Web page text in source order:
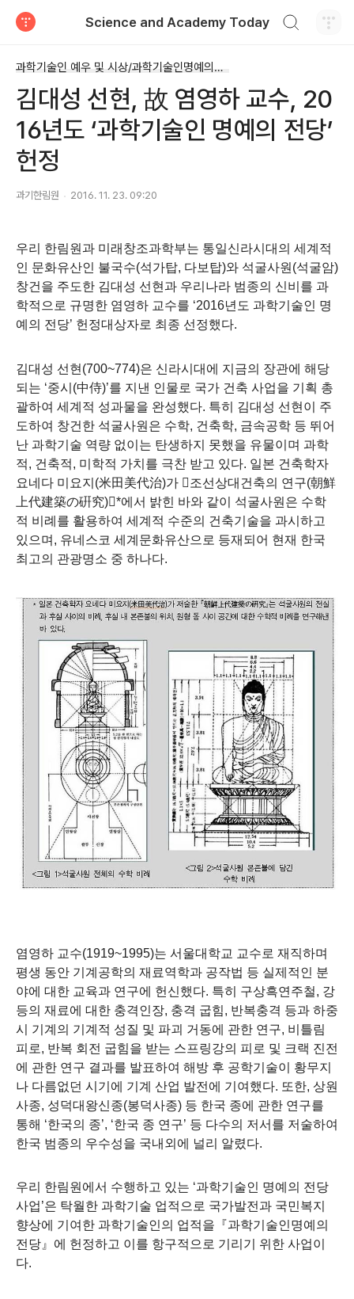
Science and Academy Today
과학기술인 예우 및 시상/과학기술인명예의전당
김대성 선현, 故 염영하 교수, 20
16년도 ‘과학기술인 명예의 전당’
헌정
과기한림원 2016. 11. 23. 09:20
우리 한림원과 미래창조과학부는 통일신라시대의 세계적
인 문화유산인 불국수(석가탑, 다보탑)와 석굴사원 (석굴암)
창건을 주도한 김대성 선현과 우리나라 범종의 신비를 과
학적으로 규명한 염영하 교수를 ‘2016년도 과학기술인 명
예의 전당’ 헌정대상자로 최종 선정했다.
김대성 선현 (700~774)은 신라시대에 지금의 장관에 해당
되는 ‘중시 (中侍)’를 지낸 인물로 국가 건축 사업을 기획 총
괄하여 세계적 성과물을 완성했다. 특히 김대성 선현이 주
도하여 창건한 석굴사원은 수학, 건축학, 금속공학 등 뛰어
난 과학기술 역량 없이는 탄생하지 못했을 유물이며 과학
적, 건축적, 미학적 가치를 극찬 받고 있다. 일본 건축학자
요네다 미요지 (米田美代治)가 󰡔조선상대건축의 연구(朝鮮
上代建築の硏究)󰡕*에서 밝힌 바와 같이 석굴사원은 수학
적 비례를 활용하여 세계적 수준의 건축기술을 과시하고
있으며 , 유네스코 세계문화유산으로 등재되어 현재 한국
최고의 관광명소 중 하나다.
염영하 교수(1919~1995)는 서울대학교 교수로 재직하며
평생 동안 기계공학의 재료역학과 공작법 등 실제적인 분
야에 대한 교육과 연구에 헌신했다. 특히 구상흑연주철, 강
등의 재료에 대한 충격인장, 충격 굽힘, 반복충격 등과 하중
시 기계의 기계적 성질 및 파괴 거동에 관한 연구, 비틀림
피로, 반복 회전 굽힘을 받는 스프링강의 피로 및 크랙 진전
에 관한 연구 결과를 발표하여 해방 후 공학기술이 황무지
나 다름없던 시기에 기계 산업 발전에 기여했다. 또한, 상원
사종, 성덕대왕신종(봉덕사종) 등 한국 종에 관한 연구를
통해 ‘한국의 종’, ‘한국 종 연구’ 등 다수의 저서를 저술하여
한국 범종의 우수성을 국내외에 널리 알렸다.
우리 한림원에서 수행하고 있는 ‘과학기술인 명예의 전당
사업’은 탁월한 과학기술 업적으로 국가발전과 국민복지
향상에 기여한 과학기술인의 업적을 『과학기술인명예의
전당 』 에 헌정하고 이를 항구적으로 기리기 위한 사업이
다.